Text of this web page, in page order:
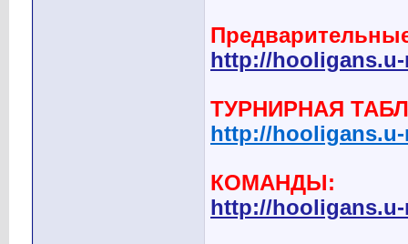
http://hooligans.u-
ТУРНИРНАЯ
http://hooligans.u-
КОМАНДЫ:
http://hooligans.u-